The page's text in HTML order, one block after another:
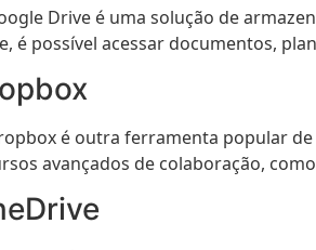
Drive é uma solução de
é possível acessar documentos,
é outra ferramenta popular
avançados de colaboração,